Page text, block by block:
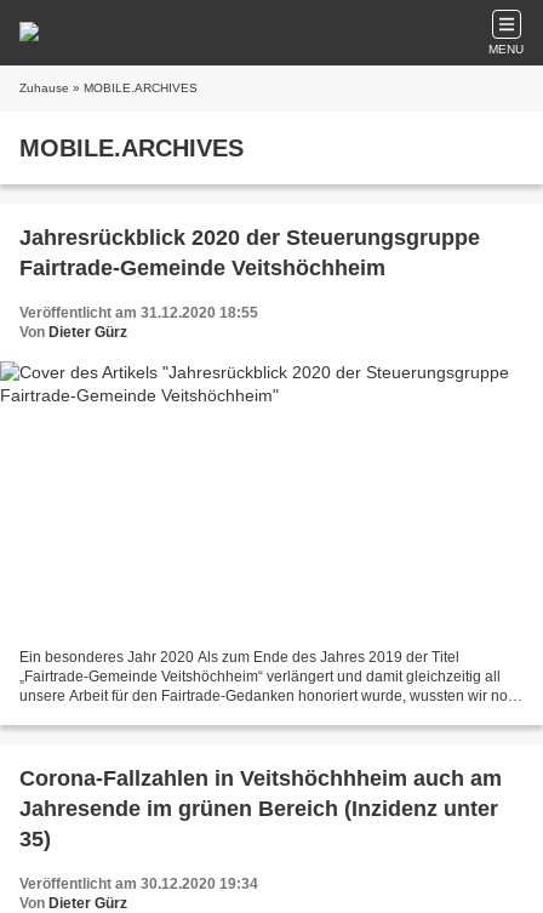
MENU
Zuhause » MOBILE.ARCHIVES
MOBILE.ARCHIVES
Jahresrückblick 2020 der Steuerungsgruppe
Fairtrade-Gemeinde Veitshöchheim
Veröffentlicht am 31.12.2020 18:55
Von Dieter Gürz
Ein besonderes Jahr 2020 Als zum Ende des Jahres 2019 der Titel
„Fairtrade-Gemeinde Veitshöchheim“ verlängert und damit gleichzeitig all
unsere Arbeit für den Fairtrade-Gedanken honoriert wurde, wussten wir noch
Corona-Fallzahlen in Veitshöchhheim auch am
Jahresende im grünen Bereich (Inzidenz unter
35)
Veröffentlicht am 30.12.2020 19:34
Von Dieter Gürz